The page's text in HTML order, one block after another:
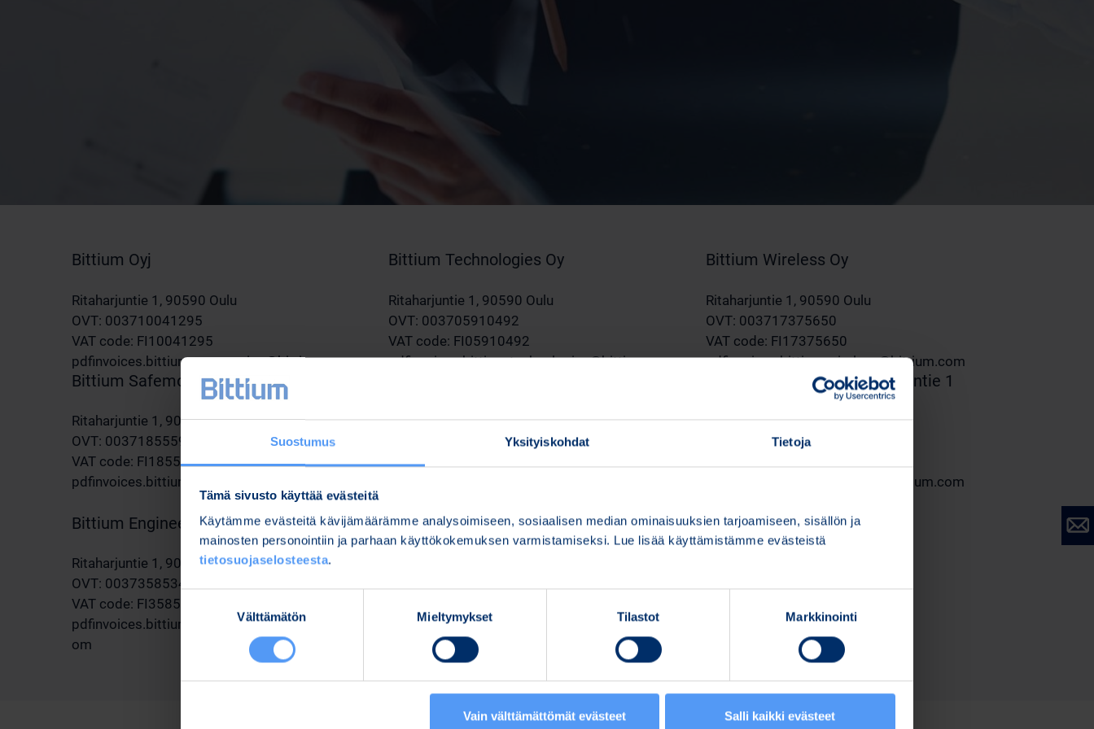
Suostumus Yksityiskohdat Tietoja
Tämä sivusto käyttää evästeitä
Käytämme evästeitä kävijämäärämme analysoimiseen, sosiaalisen median ominaisuuksien tarjoamiseen, sisällön ja
mainosten personointiin ja parhaan käyttökokemuksen varmistamiseksi. Lue lisää käyttämistämme evästeistä
tietosuojaselosteesta.
Välttämätön Mieltymykset Tilastot Markkinointi
Vain välttämättömät evästeet Salli kaikki evästeet
Bittium Oyj
Ritaharjuntie 1, 90590 Oulu
OVT: 003710041295
VAT code: FI10041295
pdfinvoices.bittium.corporation@bittium.com
Bittium Technologies Oy
Ritaharjuntie 1, 90590 Oulu
OVT: 003705910492
VAT code: FI05910492
pdfinvoices.bittium.technologies@bittium.com
Bittium Wireless Oy
Ritaharjuntie 1, 90590 Oulu
OVT: 003717375650
VAT code: FI17375650
pdfinvoices.bittium.wireless@bittium.com
Bittium Safemove Oy
Ritaharjuntie 1, 90590 Oulu
OVT: 003718555987
VAT code: FI18555987
pdfinvoices.bittium.safemove@bittium.com
Bittium Engineering Services Oy
Ritaharjuntie 1, 90590 Oulu
OVT: 003735853425
VAT code: FI35853425
pdfinvoices.bittium.engineeringservices@bittium.c
om
Ritaharjuntie 1, 90590 Oulu
OVT: 003705363855
VAT code: FI05363855
Kiinteistö Oy Oulun Ritaharjuntie 1
Ritaharjuntie 1, 90590 Oulu
OVT: 003727045794
pdfinvoices.koy.ritaharjuntie@bittium.com